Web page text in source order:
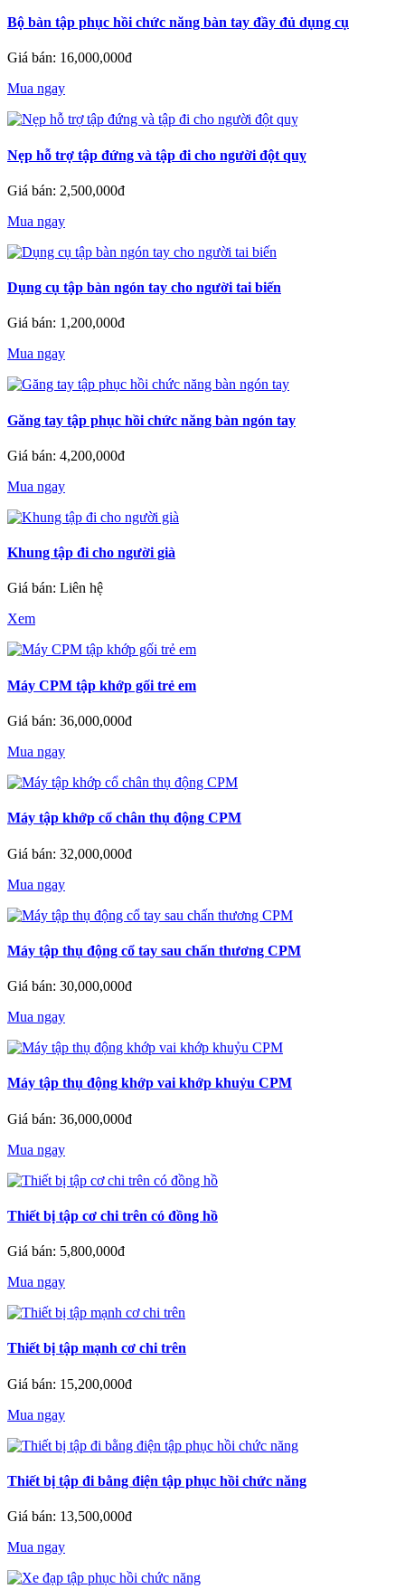
Bộ bàn tập phục hồi chức năng bàn tay đầy đủ dụng cụ
Giá bán: 16,000,000đ
Mua ngay
Nẹp hỗ trợ tập đứng và tập đi cho người đột quỵ
Giá bán: 2,500,000đ
Mua ngay
Dụng cụ tập bàn ngón tay cho người tai biến
Giá bán: 1,200,000đ
Mua ngay
Găng tay tập phục hồi chức năng bàn ngón tay
Giá bán: 4,200,000đ
Mua ngay
Khung tập đi cho người già
Giá bán: Liên hệ
Xem
Máy CPM tập khớp gối trẻ em
Giá bán: 36,000,000đ
Mua ngay
Máy tập khớp cổ chân thụ động CPM
Giá bán: 32,000,000đ
Mua ngay
Máy tập thụ động cổ tay sau chấn thương CPM
Giá bán: 30,000,000đ
Mua ngay
Máy tập thụ động khớp vai khớp khuỷu CPM
Giá bán: 36,000,000đ
Mua ngay
Thiết bị tập cơ chi trên có đồng hồ
Giá bán: 5,800,000đ
Mua ngay
Thiết bị tập mạnh cơ chi trên
Giá bán: 15,200,000đ
Mua ngay
Thiết bị tập đi bằng điện tập phục hồi chức năng
Giá bán: 13,500,000đ
Mua ngay